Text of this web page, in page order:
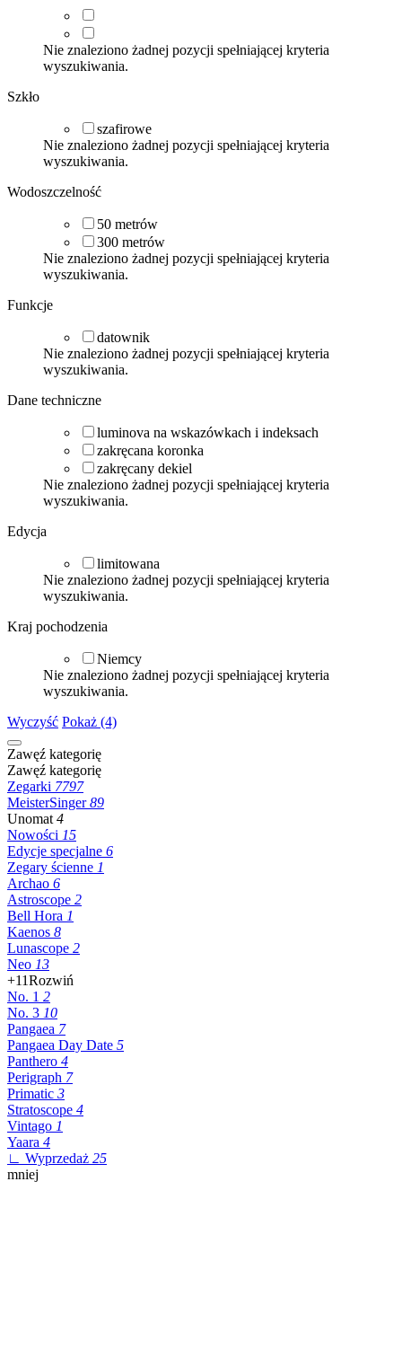
Nie znaleziono żadnej pozycji spełniającej kryteria
wyszukiwania.
Szkło
szafirowe
Nie znaleziono żadnej pozycji spełniającej kryteria
wyszukiwania.
Wodoszczelność
50 metrów
300 metrów
Nie znaleziono żadnej pozycji spełniającej kryteria
wyszukiwania.
Funkcje
datownik
Nie znaleziono żadnej pozycji spełniającej kryteria
wyszukiwania.
Dane techniczne
luminova na wskazówkach i indeksach
zakręcana koronka
zakręcany dekiel
Nie znaleziono żadnej pozycji spełniającej kryteria
wyszukiwania.
Edycja
limitowana
Nie znaleziono żadnej pozycji spełniającej kryteria
wyszukiwania.
Kraj pochodzenia
Niemcy
Nie znaleziono żadnej pozycji spełniającej kryteria
wyszukiwania.
Wyczyść Pokaż (4)
Zawęź kategorię
Zawęź kategorię
Zegarki 7797
MeisterSinger 89
Unomat 4
Nowości 15
Edycje specjalne 6
Zegary ścienne 1
Archao 6
Astroscope 2
Bell Hora 1
Kaenos 8
Lunascope 2
Neo 13
+11Rozwiń
No. 1 2
No. 3 10
Pangaea 7
Pangaea Day Date 5
Panthero 4
Perigraph 7
Primatic 3
Stratoscope 4
Vintago 1
Yaara 4
∟ Wyprzedaż 25
mniej